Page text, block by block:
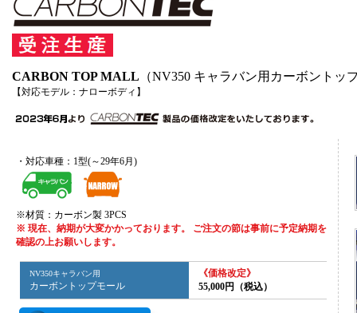
CARBON TOP MALL （NV350 キャラバン用カーボントッ
【対応モデル：ナローボディ】
・対応車種：1型(～29年6月)
※材質：カーボン製 3PCS
※ 現在、納期が大変かかっております。 ご注文の節は事前に予定納期を
確認の上お願いします。
NV350キャラバン用
カーボントップモール
《価格改定》
55,000円（税込）